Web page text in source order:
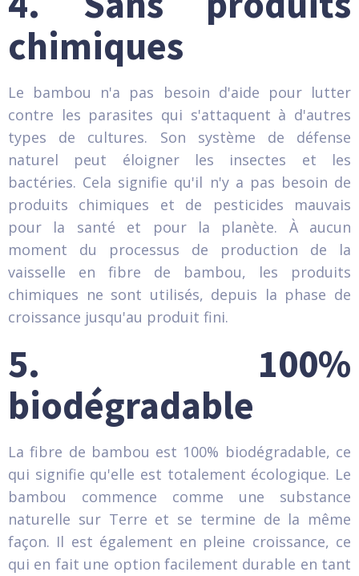
chimiques
Le bambou n'a pas besoin d'aide pour lutter
contre les parasites qui s'attaquent à d'autres
types de cultures. Son système de défense
naturel peut éloigner les insectes et les
bactéries. Cela signifie qu'il n'y a pas besoin de
produits chimiques et de pesticides mauvais
pour la santé et pour la planète. À aucun
moment du processus de production de la
vaisselle en fibre de bambou, les produits
chimiques ne sont utilisés, depuis la phase de
croissance jusqu'au produit fini.
5. 100%
biodégradable
La fibre de bambou est 100% biodégradable, ce
qui signifie qu'elle est totalement écologique. Le
bambou commence comme une substance
naturelle sur Terre et se termine de la même
façon. Il est également en pleine croissance, ce
qui en fait une option facilement durable en tant